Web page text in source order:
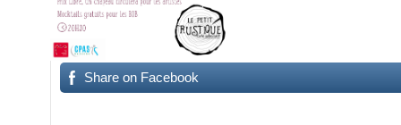
Share on Facebook